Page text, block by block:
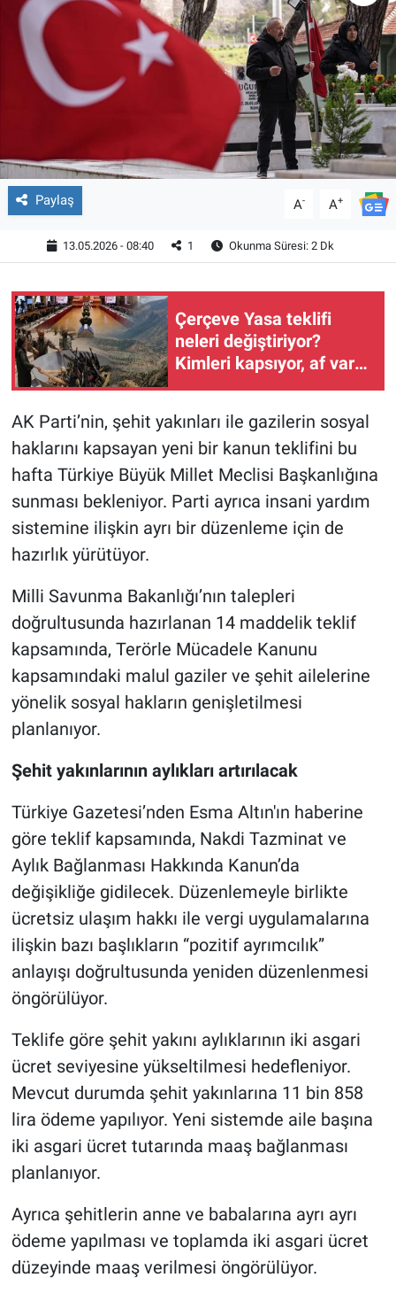
Paylaş A- A+
13.05.2026 - 08:40 1 Okunma Süresi: 2 Dk
Çerçeve Yasa teklifi
neleri değiştiriyor?
Kimleri kapsıyor, af var
mı? İşte 25 soruda tüm
AK Parti’nin, şehit yakınları ile gazilerin sosyal
haklarını kapsayan yeni bir kanun teklifini bu
hafta Türkiye Büyük Millet Meclisi Başkanlığına
sunması bekleniyor. Parti ayrıca insani yardım
sistemine ilişkin ayrı bir düzenleme için de
hazırlık yürütüyor.
Milli Savunma Bakanlığı’nın talepleri
doğrultusunda hazırlanan 14 maddelik teklif
kapsamında, Terörle Mücadele Kanunu
kapsamındaki malul gaziler ve şehit ailelerine
yönelik sosyal hakların genişletilmesi
planlanıyor.
Şehit yakınlarının aylıkları artırılacak
Türkiye Gazetesi’nden Esma Altın'ın haberine
göre teklif kapsamında, Nakdi Tazminat ve
Aylık Bağlanması Hakkında Kanun’da
değişikliğe gidilecek. Düzenlemeyle birlikte
ücretsiz ulaşım hakkı ile vergi uygulamalarına
ilişkin bazı başlıkların “pozitif ayrımcılık”
anlayışı doğrultusunda yeniden düzenlenmesi
öngörülüyor.
Teklife göre şehit yakını aylıklarının iki asgari
ücret seviyesine yükseltilmesi hedefleniyor.
Mevcut durumda şehit yakınlarına 11 bin 858
lira ödeme yapılıyor. Yeni sistemde aile başına
iki asgari ücret tutarında maaş bağlanması
planlanıyor.
Ayrıca şehitlerin anne ve babalarına ayrı ayrı
ödeme yapılması ve toplamda iki asgari ücret
düzeyinde maaş verilmesi öngörülüyor.